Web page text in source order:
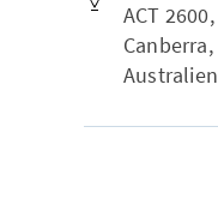
ACT 2600,
Canberra,
Australien